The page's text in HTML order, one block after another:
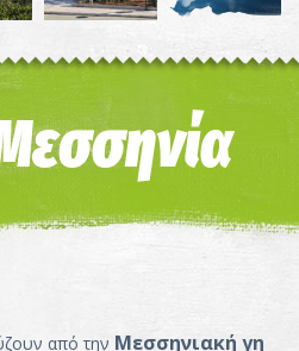
από την Μεσσηνιακή γη